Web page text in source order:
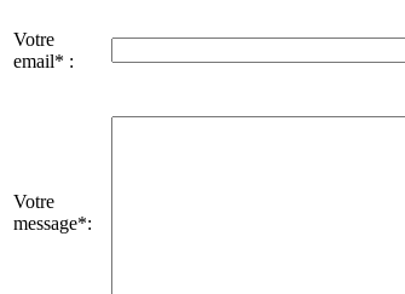
Votre
email* :
Votre
message*: